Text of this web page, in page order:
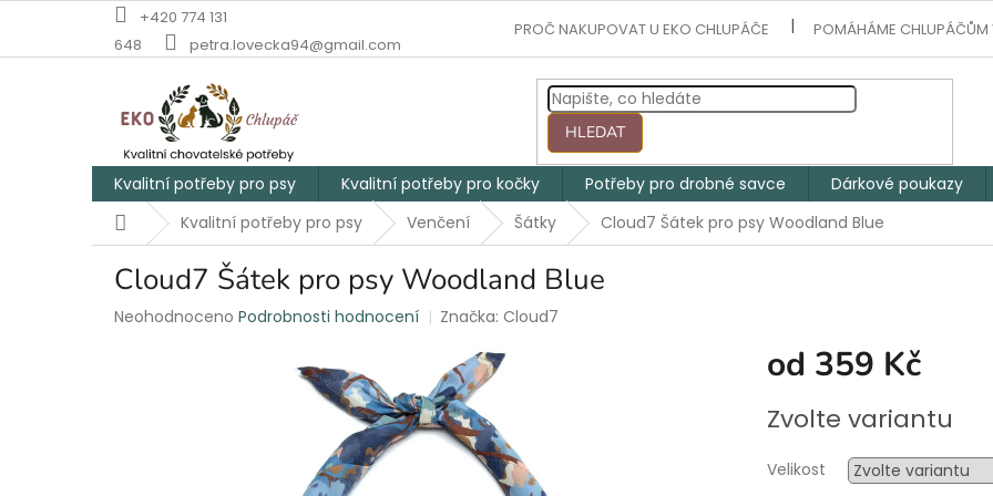
obsah
+420 774 131
648
petra.lovecka94@gmail.com
PROČ NAKUPOVAT U EKO CHLUPÁČE POMÁHÁME CHLUPÁČŮM
HLEDAT
Kvalitní potřeby pro psy Kvalitní potřeby pro kočky Potřeby pro drobné savce Dárkové poukazy
DomůKvalitní potřeby pro psy Venčení Šátky Cloud7 Šátek pro psy Woodland Blue
Cloud7 Šátek pro psy Woodland Blue
Průměrné
Neohodnoceno Podrobnosti hodnocení Značka:Cloud7
od 359 Kč
cena:
Zvolte variantu
Velikost